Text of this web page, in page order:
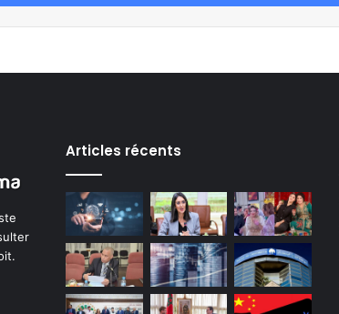
Articles récents